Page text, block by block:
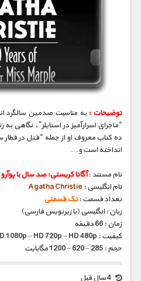
مستند های اختصاصی
توضیحات :به مناسبت صدمین سالگرد
“ماجرای اسرارآمیز در استایلز”، نگاهی
ده کتاب معروف او از جمله “قتل در
انداخته است و…
نام مستند :آگاتا کریستی: صد سال با
نام انگلیسی : Agatha Christie
تعداد قسمت :تک قسمتی
زبان : انگلیسی (با زیرنویس فارسی)
زمان : 66 دقیقه
کیفیت : HD 1080p – HD 720p – HD 480p (فوق العاده)
حجم : 285 – 620 – 1200 مگابایت